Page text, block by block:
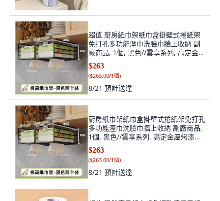
超值 廚房紙巾架紙巾盒掛壁式捲紙架
免打孔多功能溼巾洗臉巾牆上收納 副
廠商品, 1個, 黑色//雲享系列, 高定金屬
烤漆+卷/抽/溼巾紙三用 組合
$263
($263.00/1個)
8/21 預計送達
廚房紙巾架紙巾盒掛壁式捲紙架免打孔
多功能溼巾洗臉巾牆上收納 副廠商品,
1個, 黑色//雲享系列, 高定金屬烤漆
+卷/抽/溼巾紙三用 組合
$263
($263.00/1個)
8/21 預計送達